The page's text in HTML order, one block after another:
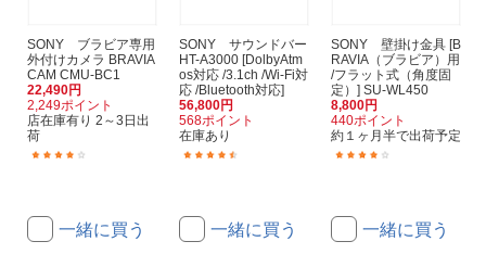
SONY ブラビア専用
外付けカメラ BRAVIA
CAM CMU-BC1
22,490円
2,249ポイント
店在庫有り 2～3日出
荷
一緒に買う
SONY サウンドバー
HT-A3000 [DolbyAtm
os対応 /3.1ch /Wi-Fi対
応 /Bluetooth対応]
56,800円
568ポイント
在庫あり
一緒に買う
SONY 壁掛け金具 [B
RAVIA（ブラビア）用
/フラット式（角度固
定）] SU-WL450
8,800円
440ポイント
約１ヶ月半で出荷予定
一緒に買う